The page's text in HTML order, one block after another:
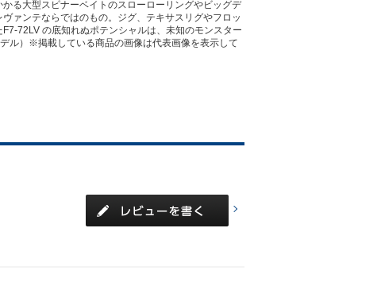
る大型スピナーベイトのスローローリングやビッグデ
ァンテならではのもの。ジグ、テキサスリグやフロッ
72LV の底知れぬポテンシャルは、未知のモンスター
ル）※掲載している商品の画像は代表画像を表示して